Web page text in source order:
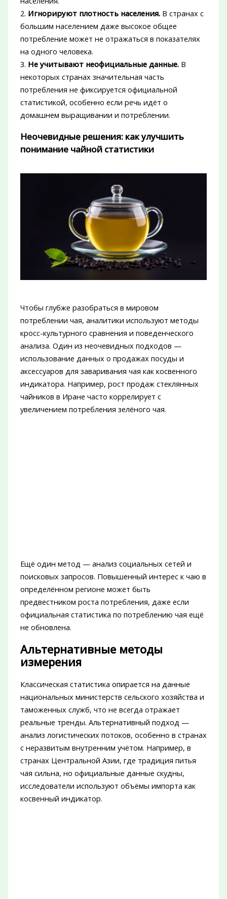
2. Игнорируют плотность населения.В странах с
большим населением даже высокое общее
потребление может не отражаться в показателях
на одного человека.
3. Не учитывают неофициальные данные.В
некоторых странах значительная часть
потребления не фиксируется официальной
статистикой, особенно если речь идёт о
домашнем выращивании и потреблении.
Неочевидные решения: как улучшить
понимание чайной статистики
Чтобы глубже разобраться в мировом
потреблении чая, аналитики используют методы
кросс-культурного сравнения и поведенческого
анализа. Один из неочевидных подходов —
использование данных о продажах посуды и
аксессуаров для заваривания чая как косвенного
индикатора. Например, рост продаж стеклянных
чайников в Иране часто коррелирует с
увеличением потребления зелёного чая.
Ещё один метод — анализ социальных сетей и
поисковых запросов. Повышенный интерес к чаю в
определённом регионе может быть
предвестником роста потребления, даже если
официальная статистика по потреблению чая ещё
не обновлена.
Альтернативные методы
измерения
Классическая статистика опирается на данные
национальных министерств сельского хозяйства и
таможенных служб, что не всегда отражает
реальные тренды. Альтернативный подход —
анализ логистических потоков, особенно в странах
с неразвитым внутренним учётом. Например, в
странах Центральной Азии, где традиция питья
чая сильна, но официальные данные скудны,
исследователи используют объёмы импорта как
косвенный индикатор.